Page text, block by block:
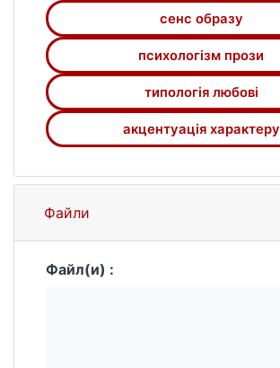
сенс образу
психологізм прози
типологія любові
акцентуація характеру
Файли
Файл(и) :